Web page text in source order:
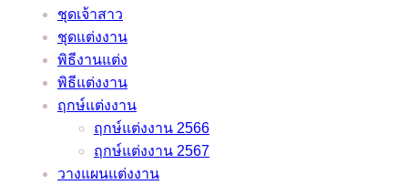
สาว
แก้
ปัญหา
ชุดเจ้าสาว
ชุดแต่งงาน
พิธีงานแต่ง
พิธีแต่งงาน
ฤกษ์แต่งงาน
ฤกษ์แต่งงาน 2566
ฤกษ์แต่งงาน 2567
วางแผนแต่งงาน